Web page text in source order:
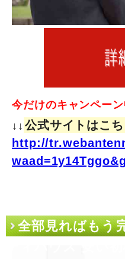
今だけのキャンペーン
↓↓ 公式サイトはこち
http://
全部見ればもう
ティハウス 安い